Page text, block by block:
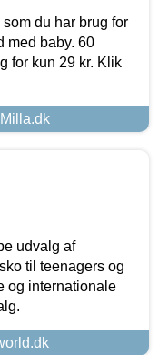
du har brug for
med baby. 60
for kun 29 kr. Klik
udvalg af
til teenagers og
og internationale